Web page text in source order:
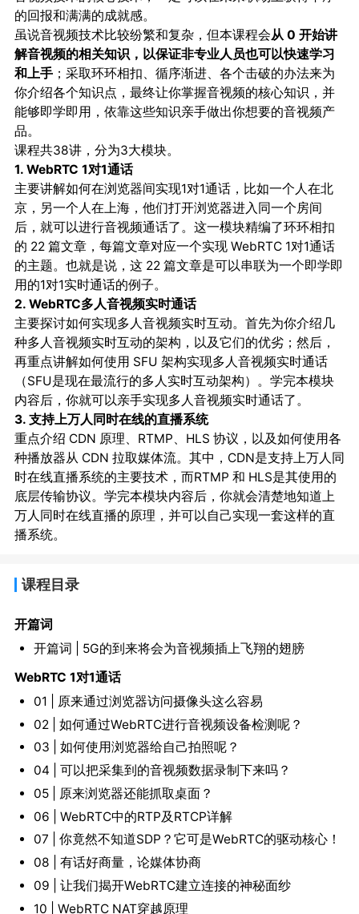
的回报和满满的成就感。
虽说音视频技术比较纷繁和复杂，但本课程会从 0 开始讲
解音视频的相关知识，以保证非专业人员也可以快速学习
和上手；采取环环相扣、循序渐进、各个击破的办法来为
你介绍各个知识点，最终让你掌握音视频的核心知识，并
能够即学即用，依靠这些知识亲手做出你想要的音视频产
品。
课程共38讲，分为3大模块。
1. WebRTC 1对1通话
主要讲解如何在浏览器间实现1对1通话，比如一个人在北
京，另一个人在上海，他们打开浏览器进入同一个房间
后，就可以进行音视频通话了。这一模块精编了环环相扣
的 22 篇文章，每篇文章对应一个实现 WebRTC 1对1通话
的主题。也就是说，这 22 篇文章是可以串联为一个即学即
用的1对1实时通话的例子。
2. WebRTC多人音视频实时通话
主要探讨如何实现多人音视频实时互动。首先为你介绍几
种多人音视频实时互动的架构，以及它们的优劣；然后，
再重点讲解如何使用 SFU 架构实现多人音视频实时通话
（SFU是现在最流行的多人实时互动架构）。学完本模块
内容后，你就可以亲手实现多人音视频实时通话了。
3. 支持上万人同时在线的直播系统
重点介绍 CDN 原理、RTMP、HLS 协议，以及如何使用各
种播放器从 CDN 拉取媒体流。其中，CDN是支持上万人同
时在线直播系统的主要技术，而RTMP 和 HLS是其使用的
底层传输协议。学完本模块内容后，你就会清楚地知道上
万人同时在线直播的原理，并可以自己实现一套这样的直
播系统。
课程目录
开篇词
开篇词 | 5G的到来将会为音视频插上飞翔的翅膀
WebRTC 1对1通话
01 | 原来通过浏览器访问摄像头这么容易
02 | 如何通过WebRTC进行音视频设备检测呢？
03 | 如何使用浏览器给自己拍照呢？
04 | 可以把采集到的音视频数据录制下来吗？
05 | 原来浏览器还能抓取桌面？
06 | WebRTC中的RTP及RTCP详解
07 | 你竟然不知道SDP？它可是WebRTC的驱动核心！
08 | 有话好商量，论媒体协商
09 | 让我们揭开WebRTC建立连接的神秘面纱
10 | WebRTC NAT穿越原理